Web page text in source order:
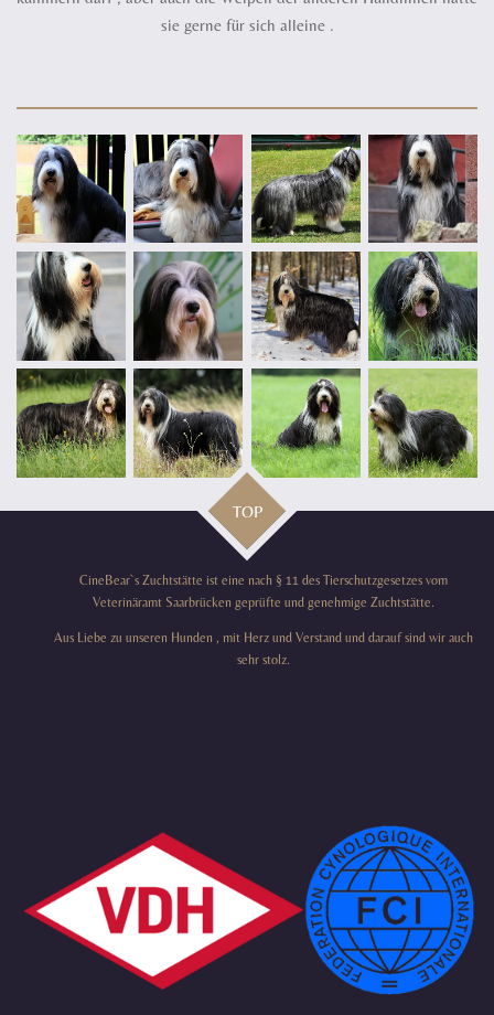
sie gerne für sich alleine .
TOP
CineBear`s Zuchtstätte ist eine nach § 11 des Tierschutzgesetzes vom
Veterinäramt Saarbrücken geprüfte und genehmige Zuchtstätte.
Aus Liebe zu unseren Hunden , mit Herz und Verstand und darauf sind wir auch
sehr stolz.